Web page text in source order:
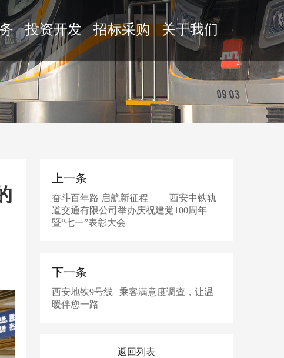
投资开发 招标采购 关于我们
上一条
奋斗百年路 启航新征程 ——西安中铁轨
道交通有限公司举办庆祝建党100周年
暨“七一”表彰大会
下一条
西安地铁9号线 | 乘客满意度调查，让温
暖伴您一路
返回列表